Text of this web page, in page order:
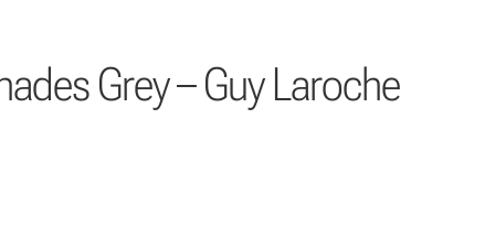
Grey – Guy Laroche